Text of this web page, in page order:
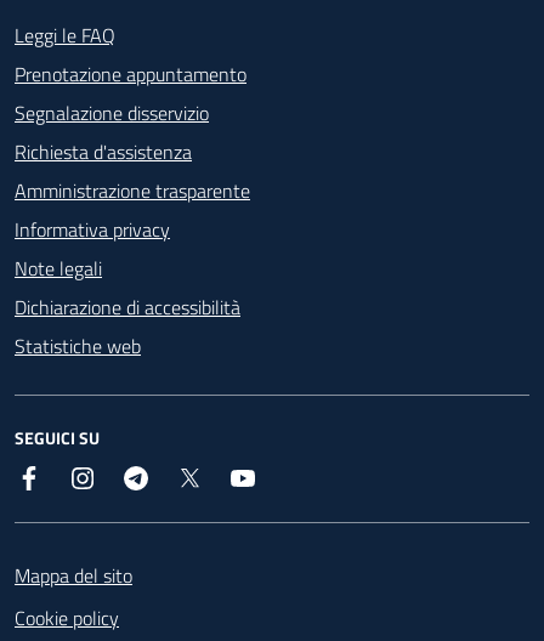
Footer - Contatti
Leggi le FAQ
Prenotazione appuntamento
Segnalazione disservizio
Richiesta d'assistenza
Amministrazione trasparente
Informativa privacy
Note legali
Dichiarazione di accessibilità
Statistiche web
SEGUICI SU
Facebook InstagramTelegram
Mappa del sito
Cookie policy